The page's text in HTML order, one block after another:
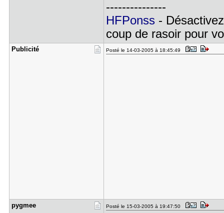
---------------
HFPonss-
coup de rasoir pour
Publicité Posté le 14-03-2005 à 18:45:49
pygmee Posté le 15-03-2005 à 19:47:50